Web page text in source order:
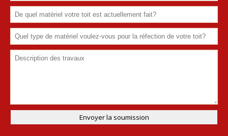
Envoyer la soumission